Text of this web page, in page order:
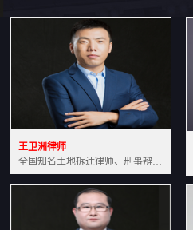
王卫洲律师
全国知名土地拆迁律师、刑事辩护律师北京万典律师事务所主任中国法学会会员北京市行政法研究会理事